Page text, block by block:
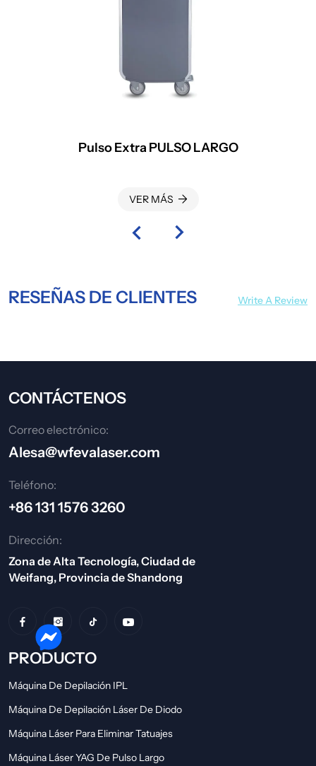
Pulso Extra PULSO LARGO
VER MÁS
RESEÑAS DE CLIENTES Write A Review
CONTÁCTENOS
Correo electrónico:
Alesa@wfevalaser.com
Teléfono:
+86 131 1576 3260
Dirección:
Zona de Alta Tecnología, Ciudad de
Weifang, Provincia de Shandong
PRODUCTO
Máquina De Depilación IPL
Máquina De Depilación Láser De Diodo
Máquina Láser Para Eliminar Tatuajes
Máquina Láser YAG De Pulso Largo